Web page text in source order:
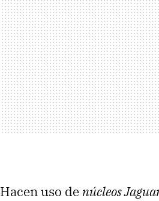
Hacen uso de núcleos